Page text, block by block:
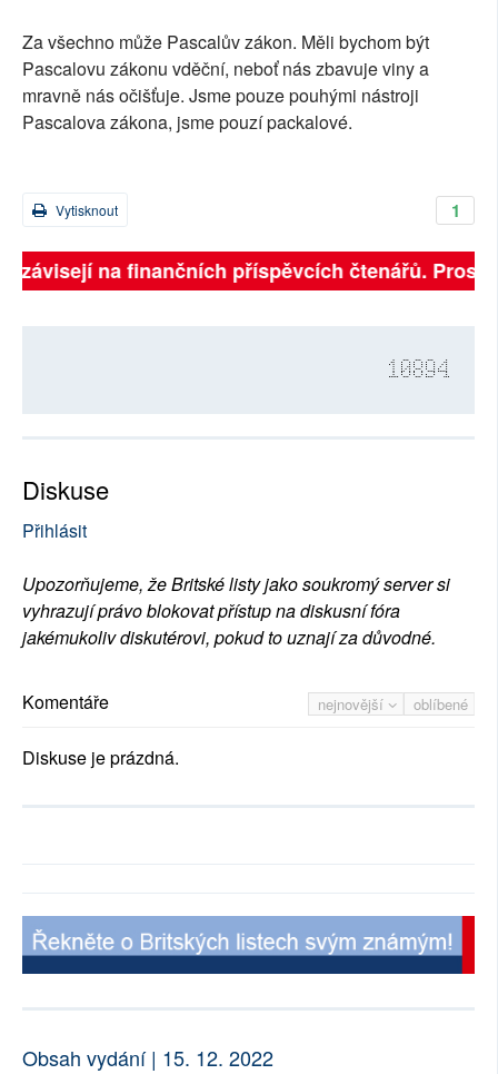
Za všechno může Pascalův zákon. Měli bychom být
Pascalovu zákonu vděční, neboť nás zbavuje viny a
mravně nás očišťuje. Jsme pouze pouhými nástroji
Pascalova zákona, jsme pouzí packalové.
1
Vytisknout
na finančních příspěvcích čtenářů.
10894
Diskuse
Přihlásit
Upozorňujeme, že Britské listy jako soukromý server si
vyhrazují právo blokovat přístup na diskusní fóra
jakémukoliv diskutérovi, pokud to uznají za důvodné.
nejnovější oblíbené
Komentáře
Diskuse je prázdná.
Obsah vydání | 15. 12. 2022